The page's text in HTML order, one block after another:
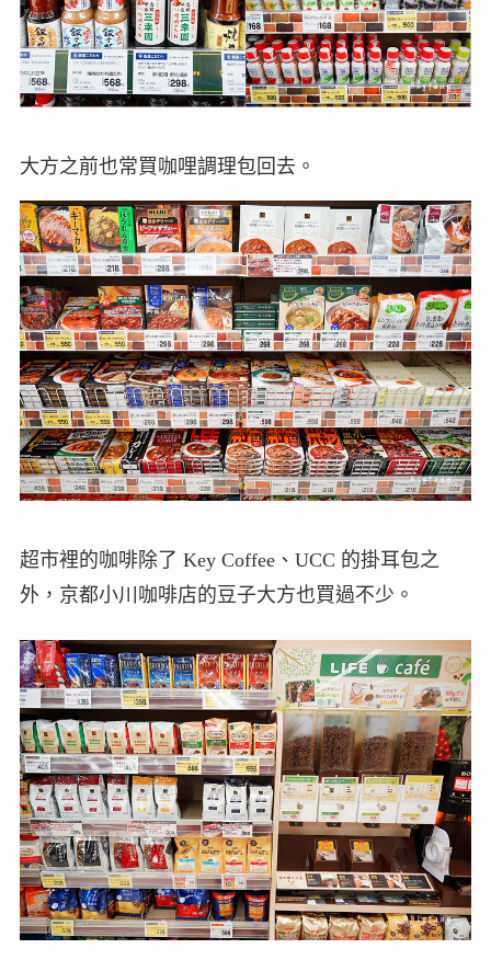
大方之前也常買咖哩調理包回去。
超市裡的咖啡除了 Key Coffee、UCC 的掛耳包之
外，京都小川咖啡店的豆子大方也買過不少。